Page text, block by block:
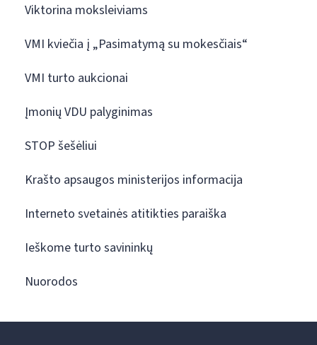
Viktorina moksleiviams
VMI kviečia į „Pasimatymą su mokesčiais“
VMI turto aukcionai
Įmonių VDU palyginimas
STOP šešėliui
Krašto apsaugos ministerijos informacija
Interneto svetainės atitikties paraiška
Ieškome turto savininkų
Nuorodos